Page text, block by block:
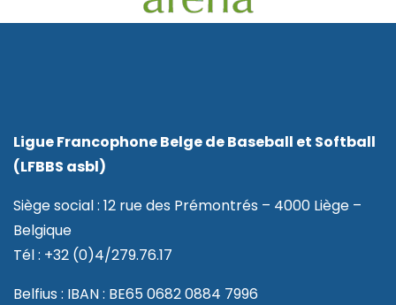
Ligue Francophone Belge de Baseball et Softball
(LFBBS asbl)
Siège social : 12 rue des Prémontrés – 4000 Liège –
Belgique
Tél : +32 (0)4/279.76.17
Belfius : IBAN : BE65 0682 0884 7996